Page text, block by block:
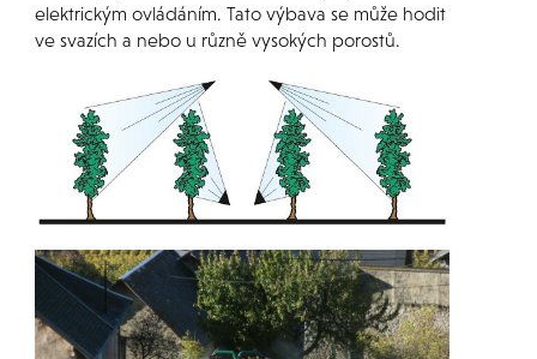
elektrickým ovládáním. Tato výbava se může hodit
ve svazích a nebo u různě vysokých porostů.